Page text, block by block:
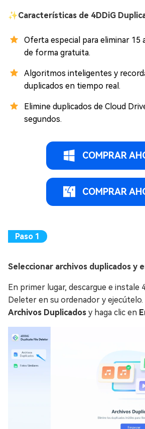
✨Características de 4DDiG
Oferta especial para eliminar 15
de forma gratuita.
Algoritmos inteligentes y
duplicados en tiempo real.
Elimine duplicados de Cloud
segundos.
COMPRAR
COMPRAR
Seleccionar archivos duplicados y
En primer lugar, descargue e instale
Deleter en su ordenador y ejecútelo.
Archivos Duplicados y haga clic en